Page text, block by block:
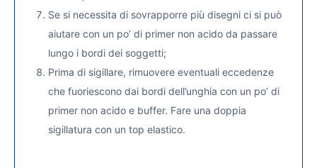
Se si necessita di sovrapporre più disegni ci si può
aiutare con un po’ di primer non acido da passare
lungo i bordi dei soggetti;
Prima di sigillare, rimuovere eventuali eccedenze
che fuoriescono dai bordi dell’unghia con un po’ di
primer non acido e buffer. Fare una doppia
sigillatura con un top elastico.